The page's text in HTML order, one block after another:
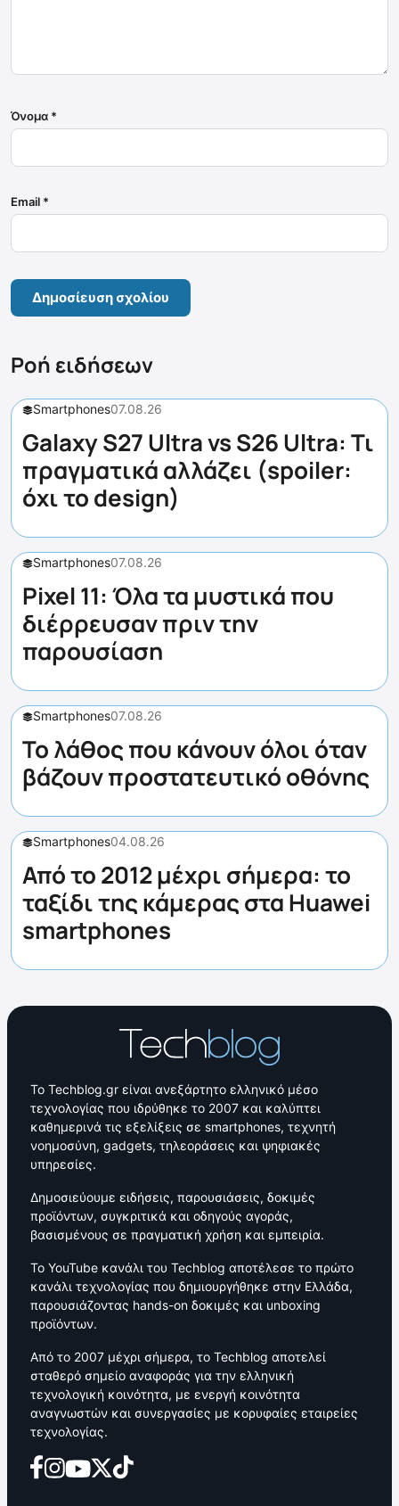
Όνομα *
Email *
Ροή ειδήσεων
Smartphones07.08.26
Galaxy S27 Ultra vs S26 Ultra: Τι
πραγματικά αλλάζει (spoiler:
όχι το design)
Smartphones07.08.26
Pixel 11: Όλα τα μυστικά που
διέρρευσαν πριν την
παρουσίαση
Smartphones07.08.26
Το λάθος που κάνουν όλοι όταν
βάζουν προστατευτικό οθόνης
Smartphones04.08.26
Από το 2012 μέχρι σήμερα: το
ταξίδι της κάμερας στα Huawei
smartphones
Το Techblog.gr είναι ανεξάρτητο ελληνικό μέσο
τεχνολογίας που ιδρύθηκε το 2007 και καλύπτει
καθημερινά τις εξελίξεις σε smartphones, τεχνητή
νοημοσύνη, gadgets, τηλεοράσεις και ψηφιακές
υπηρεσίες.
Δημοσιεύουμε ειδήσεις, παρουσιάσεις, δοκιμές
προϊόντων, συγκριτικά και οδηγούς αγοράς,
βασισμένους σε πραγματική χρήση και εμπειρία.
Το YouTube κανάλι του Techblog αποτέλεσε το πρώτο
κανάλι τεχνολογίας που δημιουργήθηκε στην Ελλάδα,
παρουσιάζοντας hands-on δοκιμές και unboxing
προϊόντων.
Από το 2007 μέχρι σήμερα, το Techblog αποτελεί
σταθερό σημείο αναφοράς για την ελληνική
τεχνολογική κοινότητα, με ενεργή κοινότητα
αναγνωστών και συνεργασίες με κορυφαίες εταιρείες
τεχνολογίας.